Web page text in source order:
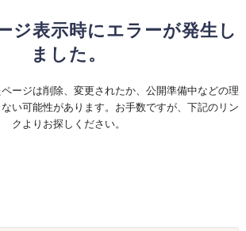
ジ表示時にエラーが発生し
ました。
ージは削除、変更されたか、公開準備中などの理
い可能性があります。お手数ですが、下記のリン
クよりお探しください。